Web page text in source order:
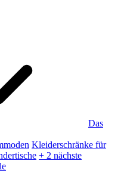
Das
Kleiderschränke für
+ 2 nächste